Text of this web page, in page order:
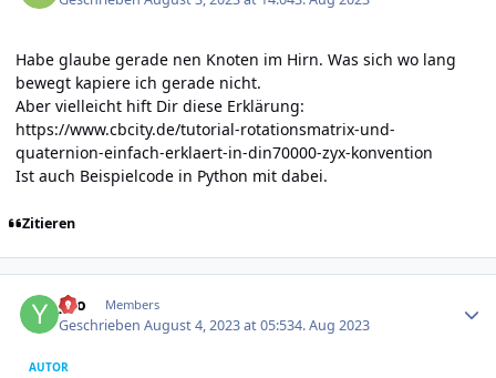
Habe glaube gerade nen Knoten im Hirn. Was sich wo lang
bewegt kapiere ich gerade nicht.
Aber vielleicht hift Dir diese Erklärung:
https://www.cbcity.de/tutorial-rotationsmatrix-und-
quaternion-einfach-erklaert-in-din70000-zyx-konvention
Ist auch Beispielcode in Python mit dabei.
Zitieren
yvo Members
GeschriebenAugust 4, 2023 at 05:534. Aug 2023
AUTOR